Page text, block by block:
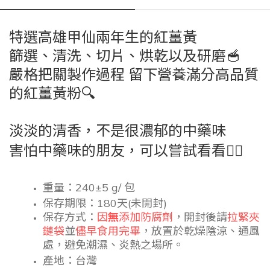
特選高雄甲仙兩年生的紅薑黃
篩選、清洗、切片、烘乾以及研磨🥣
嚴格把關製作過程 留下營養滿分高品質
的紅薑黃粉🔍
淡淡的清香，不是很濃郁的中藥味
害怕中藥味的朋友，可以嘗試看看👌🏼
重量：240±5 g/ 包
保存期限： 180天(未開封)
保存方式： 因無添加防腐劑 ， 開封後請拉緊夾
鏈袋並儘早食用完畢 ， 放置於乾燥陰涼、通風
處，避免潮濕、炎熱之場所。
產地： 台灣